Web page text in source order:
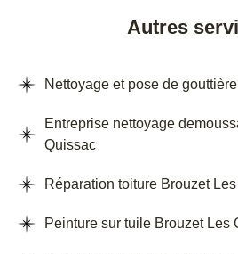
Autres
Nettoyage et pose de
Entreprise nettoyage
Quissac
Réparation toiture Brouzet
Peinture sur tuile Brouzet Les